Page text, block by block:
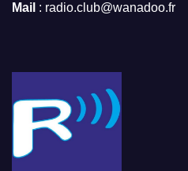
Mail : radio.club@wanadoo.fr